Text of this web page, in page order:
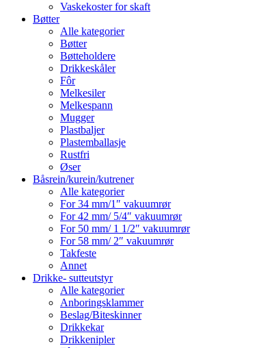
Vaskekoster for skaft
Bøtter
Alle kategorier
Bøtter
Bøtteholdere
Drikkeskåler
Fôr
Melkesiler
Melkespann
Mugger
Plastbaljer
Plastemballasje
Rustfri
Øser
Båsrein/kurein/kutrener
Alle kategorier
For 34 mm/1″ vakuumrør
For 42 mm/ 5/4″ vakuumrør
For 50 mm/ 1 1/2″ vakuumrør
For 58 mm/ 2″ vakuumrør
Takfeste
Annet
Drikke- sutteutstyr
Alle kategorier
Anboringsklammer
Beslag/Biteskinner
Drikkekar
Drikkenipler